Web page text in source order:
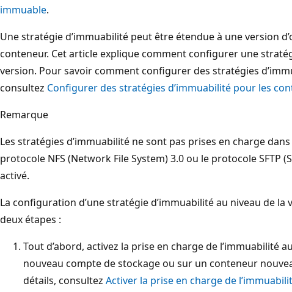
immuable.
Une stratégie d’immuabilité peut être étendue à une version
conteneur. Cet article explique comment configurer une
version. Pour savoir comment configurer des stratégies
consultez Configurer des stratégies d’immuabilité pour les
Remarque
Les stratégies d’immuabilité ne sont pas prises en charge
protocole NFS (Network File System) 3.0 ou le protocole SFTP
activé.
La configuration d’une stratégie d’immuabilité au niveau de la
deux étapes :
Tout d’abord, activez la prise en charge de l’immuabilité
nouveau compte de stockage ou sur un conteneur
détails, consultez Activer la prise en charge de